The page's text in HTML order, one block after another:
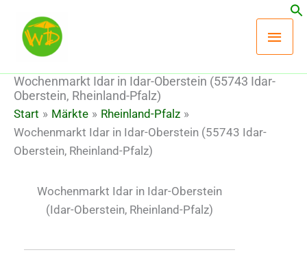
Inhalt
springen
Wochenmarkt Idar in Idar-Oberstein (55743 Idar-
Oberstein, Rheinland-Pfalz)
Start Märkte
Rheinland-Pfalz
Wochenmarkt Idar in Idar-Oberstein (55743 Idar-
Oberstein, Rheinland-Pfalz)
Wochenmarkt Idar in Idar-Oberstein
(Idar-Oberstein, Rheinland-Pfalz)